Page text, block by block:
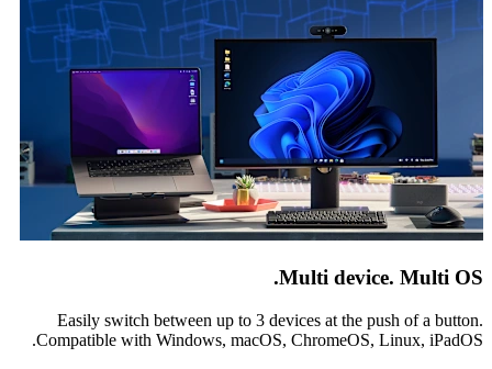
Multi device. Multi OS.
Easily switch between up to 3 devices at the push of a button.
Compatible with Windows, macOS, ChromeOS, Linux, iPadOS.